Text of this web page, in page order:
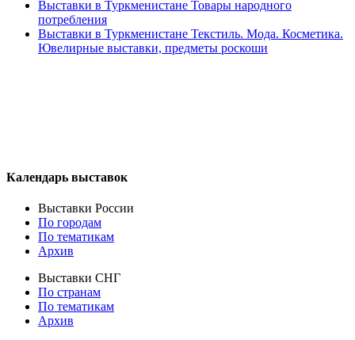
Выставки в Туркменистане Товары народного
потребления
Выставки в Туркменистане Текстиль. Мода. Косметика.
Ювелирные выставки, предметы роскоши
Календарь выставок
Выставки России
По городам
По тематикам
Архив
Выставки СНГ
По странам
По тематикам
Архив